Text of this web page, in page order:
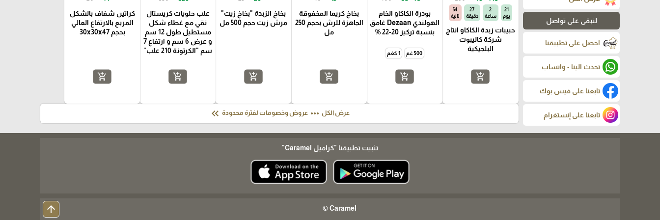
لنبقى على تواصل
احصل على تطبيقنا
تحدث الينا - واتساب
تابعنا على فيس بوك
تابعنا على إنستغرام
21
يوم
2
ساعة
27
دقيقة
54
ثانية
حبيبات زبدة الكاكاو انتاج
شركة كاليبوت
البلجيكية
add_shopping_cart
بودرة الكاكاو الخام
الهولندي Dezaan غامق
بنسبة تركيز 20-22 %
500 غم 1 كغم
add_shopping_cart
بخاخ كريما المخفوقة
الجاهزة للرش بحجم 250
مل
add_shopping_cart
بخاخ الزبدة "بخاخ زيت"
مرش زيت حجم 500 مل
add_shopping_cart
علب حلويات كريستال
نقي مع غطاء شكل
مستطيل طول 12 سم
و عرض 6 سم و ارتفاع 7
سم "الكرتونة 210 علب"
add_shopping_cart
كراتين شفاف بالشكل
المربع بالارتفاع العالي
بحجم 30x30x47
add_shopping_cart
عرض الكل more_horiz عروض وخصومات لفترة محدودة keyboard_double_arrow_left
تثبيت تطبيقنا "كراميل Caramel"
Caramel ©
arrow_upward